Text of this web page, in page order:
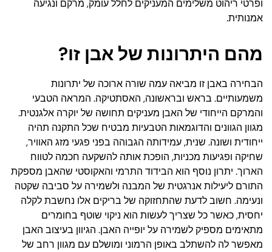
ופרטי ריהוט משלימים המעניקים לחלל עומק, מרקם ונגיעה
אמנותית.
מהם היתרונות של אבן זו?
הבחירה באבן זו מביאה עמה שורה ארוכה של יתרונות
משמעותיים. בראש ובראשונה, האסתטיקה. המראה הטבעי
והמרקם הייחודי של האבן מעניקים תחושה של יוקרה אלגנטית.
מגוון הגוונים והדוגמאות הטבעיות מבטיח שכל התקנה תהיה
ייחודית ושונה. שנית, עמידותה הגבוהה בפני פגעי מזג האוויר,
שחיקה ופגיעות מכניות, הופכת אותה להשקעה חכמה לטווח
הארוך. יתרון נוסף הוא הבידוד התרמי והאקוסטי שהאבן מספקת
התורם ליעילות אנרגטית של המבנה ולשמירה על סביבה שקטה
ונעימה. חשוב לדעת שהתחזוקה של בריקים אלו נחשבת לקלה
יחסית, כאשר כל שצריך לעשות הוא ניקוי שוטף בחומרים
מתאימים מספיק לשמירה על יופייה האבן. הגיוון בעיצוב האבן
מאפשר לה להשתלב באופן הרמוני ומושלם עם מגוון רחב של